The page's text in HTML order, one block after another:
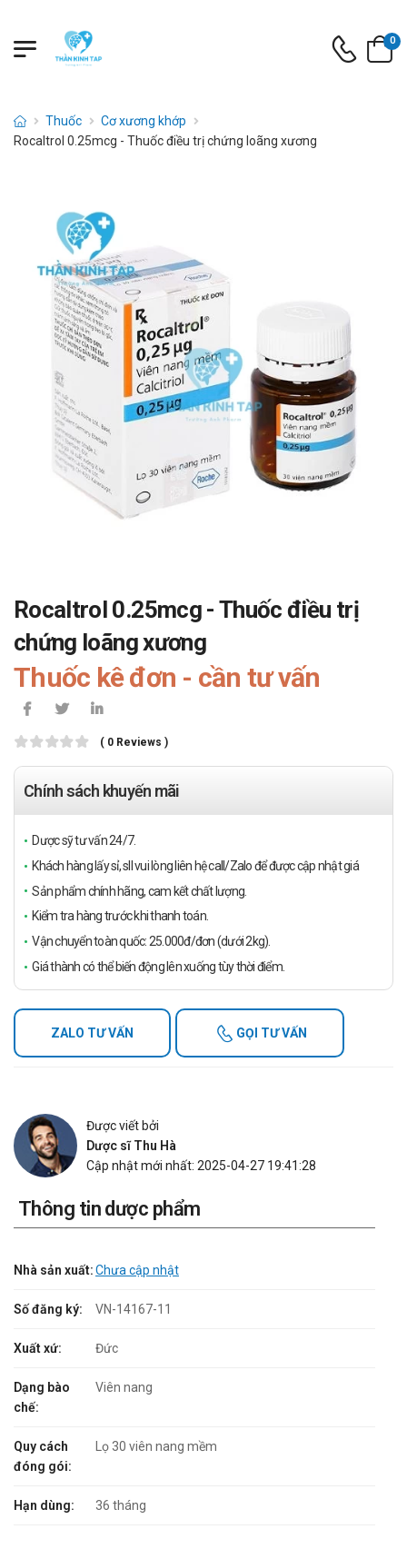
0
Thuốc
Cơ xương khớp
Rocaltrol 0.25mcg - Thuốc điều trị chứng loãng xương
Rocaltrol 0.25mcg - Thuốc điều trị
chứng loãng xương
Thuốc kê đơn - cần tư vấn
( 0 Reviews )
Chính sách khuyến mãi
Dược sỹ tư vấn 24/7.
Khách hàng lấy sỉ, sll vui lòng liên hệ call/Zalo để được cập nhật giá
Sản phẩm chính hãng, cam kết chất lượng.
Kiểm tra hàng trước khi thanh toán.
Vận chuyển toàn quốc: 25.000đ/đơn (dưới 2kg).
Giá thành có thể biến động lên xuống tùy thời điểm.
ZALO TƯ VẤN GỌI TƯ VẤN
Được viết bởi
Dược sĩ Thu Hà
Cập nhật mới nhất: 2025-04-27 19:41:28
Thông tin dược phẩm
Nhà sản xuất:Chưa cập nhật
Số đăng ký: VN-14167-11
Xuất xứ: Đức
Dạng bào
chế:
Viên nang
Quy cách
đóng gói:
Lọ 30 viên nang mềm
Hạn dùng: 36 tháng